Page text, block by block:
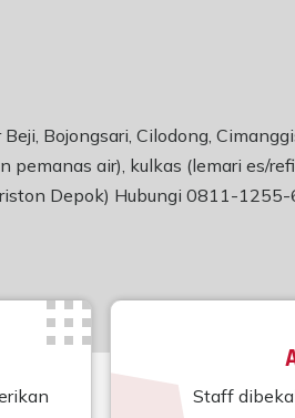
Bojongsari, Cilodong,
air), kulkas (lemari es/
Depok) Hubungi 0811-1255-
Staff